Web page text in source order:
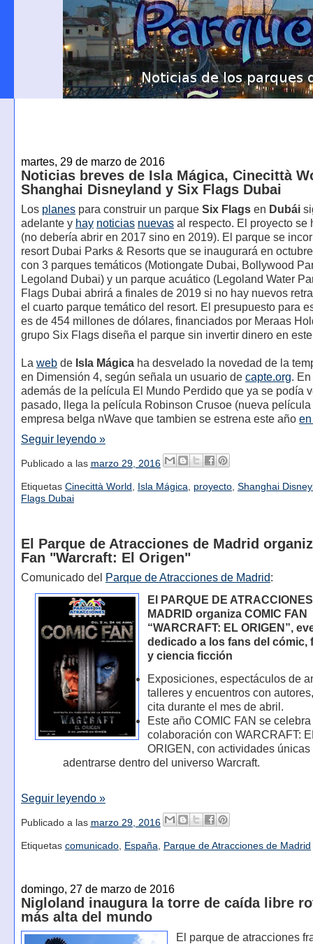
martes, 29 de marzo de 2016
Noticias breves de Isla Mágica, Cinecittà
Shanghai Disneyland y Six Flags Dubai
Los planespara construir un parque Six Flagsen Dubái
adelante y hay noticias nuevasal respecto. El proyecto se
(no debería abrir en 2017 sino en 2019). El parque se
resort Dubai Parks & Resorts que se inaugurará en
con 3 parques temáticos (Motiongate Dubai, Bollywood
Legoland Dubai) y un parque acuático (Legoland Water
Flags Dubai abrirá a finales de 2019 si no hay nuevos
el cuarto parque temático del resort. El presupuesto para
es de 454 millones de dólares, financiados por Meraas
grupo Six Flags diseña el parque sin invertir dinero en
La webde Isla Mágicaha desvelado la novedad de la
en Dimensión 4, según señala un usuario de capte.org.
además de la película El Mundo Perdido que ya se podía
pasado, llega la película Robinson Crusoe (nueva película
empresa belga nWave que tambien se estrena este año
Seguir leyendo »
Publicado a las marzo 29, 2016
Etiquetas Cinecittà World , Isla Mágica, proyecto, Shanghai
Flags Dubai
El Parque de Atracciones de Madrid
Fan "Warcraft: El Origen"
Comunicado del Parque de Atracciones de Madrid:
El PARQUE DE
MADRID organiza COMIC FAN
“WARCRAFT: EL ORIGEN”,
dedicado a los fans del cómic,
y ciencia ficción
Exposiciones, espectáculos de
talleres y encuentros con
cita durante el mes de abril.
Este año COMIC FAN se
colaboración con WARCRAFT:
ORIGEN, con actividades únicas
adentrarse dentro del universo Warcraft.
Seguir leyendo »
Publicado a las marzo 29, 2016
Etiquetas comunicado, España Parque de Atracciones de Madrid
domingo, 27 de marzo de 2016
Nigloland inaugura la torre de caída libre
más alta del mundo
El parque de atracciones